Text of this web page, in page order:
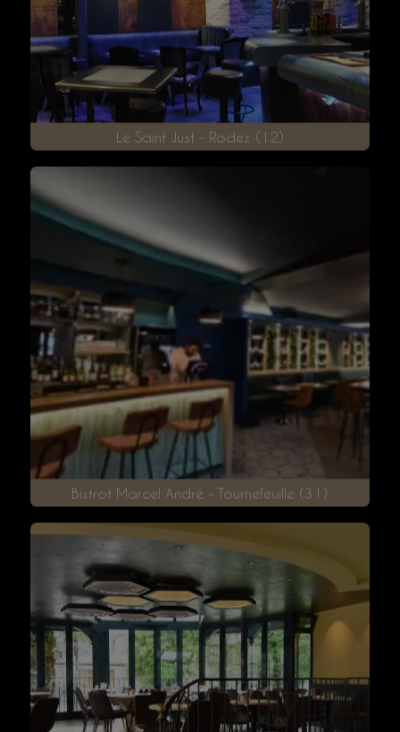
Le Saint Just - Rodez (12)
Bistrot Marcel André - Tournefeuille (31)